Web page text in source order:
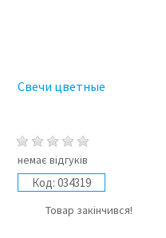
Свечи цветные
немає відгуків
Код: 034319
Товар закінчився!